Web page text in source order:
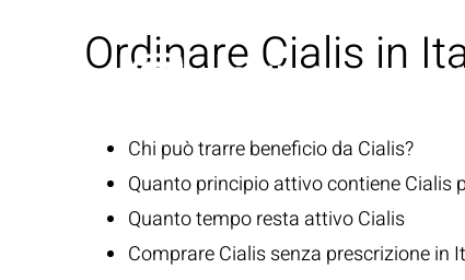
Ordinare Cialis in
Chi può trarre beneficio da Cialis?
Quanto principio attivo contiene Cialis
Quanto tempo resta attivo Cialis
Comprare Cialis senza prescrizione in